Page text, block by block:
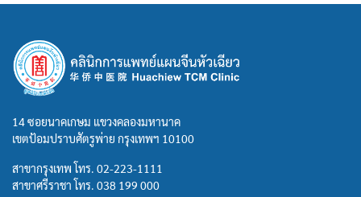
14 ซอยนาคเกษม แขวงคลองมหานาค
เขตป้อมปราบศัตรูพ่าย กรุงเทพฯ 10100
สาขากรุงเทพ โทร. 02-223-1111
สาขาศรีราชา โทร. 038 199 000